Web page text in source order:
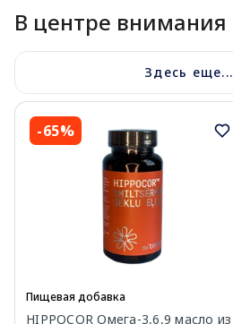
В центре внимания
Здесь еще...
-65%
Пищевая добавка
HIPPOCOR Омега-3,6,9 масло из